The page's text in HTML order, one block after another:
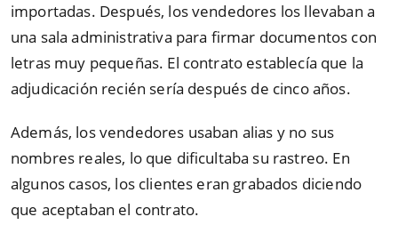
importadas. Después, los vendedores los llevaban a
una sala administrativa para firmar documentos con
letras muy pequeñas. El contrato establecía que la
adjudicación recién sería después de cinco años.
Además, los vendedores usaban alias y no sus
nombres reales, lo que dificultaba su rastreo. En
algunos casos, los clientes eran grabados diciendo
que aceptaban el contrato.